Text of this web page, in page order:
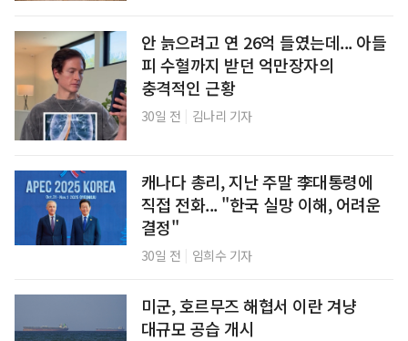
안 늙으려고 연 26억 들였는데... 아들
피 수혈까지 받던 억만장자의
충격적인 근황
30일 전 김나리 기자
캐나다 총리, 지난 주말 李대통령에
직접 전화... "한국 실망 이해, 어려운
결정"
30일 전 임희수 기자
미군, 호르무즈 해협서 이란 겨냥
대규모 공습 개시